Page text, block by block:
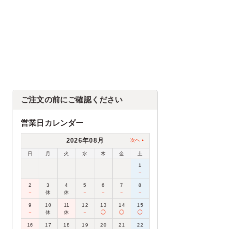
ご注文の前にご確認ください
営業日カレンダー
2026年08月 次へ
日 月 火 水 木 金 土
1
－
2
－
3
休
4
休
5
－
6
－
7
－
8
－
9
－
10
休
11
休
12
－
13
◯
14
◯
15
◯
16
17
18
19
20
21
22